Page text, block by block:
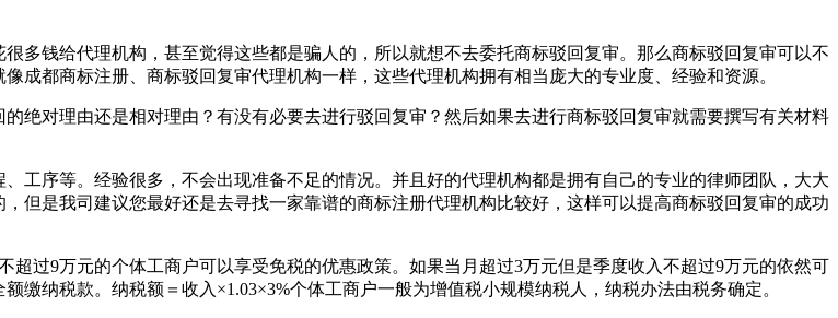
多钱给代理机构，甚至觉得这些都是骗人的，所以就想不去委托商标驳回复审。那么商标驳回复审可以不
成都商标注册、商标驳回复审代理机构一样，这些代理机构拥有相当庞大的专业度、经验和资源。
绝对理由还是相对理由？有没有必要去进行驳回复审？然后如果去进行商标驳回复审就需要撰写有关材料
工序等。经验很多，不会出现准备不足的情况。并且好的代理机构都是拥有自己的专业的律师团队，大大
但是我司建议您最好还是去寻找一家靠谱的商标注册代理机构比较好，这样可以提高商标驳回复审的成功
过9万元的个体工商户可以享受免税的优惠政策。如果当月超过3万元但是季度收入不超过9万元的依然可
缴纳税款。纳税额＝收入×1.03×3%个体工商户一般为增值税小规模纳税人，纳税办法由税务确定。